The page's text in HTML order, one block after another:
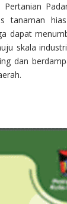
tanaman
dapat
skala
dan